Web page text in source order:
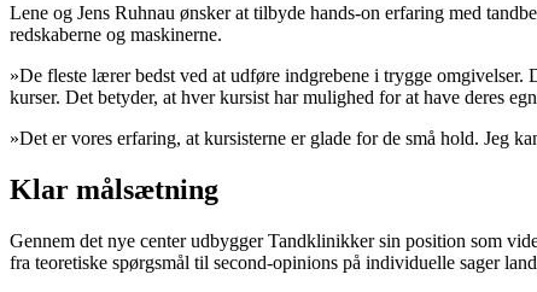
Lene og Jens Ruhnau ønsker at tilbyde hands-on erfaring med
redskaberne og maskinerne.
»De fleste lærer bedst ved at udføre indgrebene i trygge
kurser. Det betyder, at hver kursist har mulighed for at have deres
»Det er vores erfaring, at kursisterne er glade for de små hold. Jeg
Klar målsætning
Gennem det nye center udbygger Tandklinikker sin position som
fra teoretiske spørgsmål til second-opinions på individuelle sager